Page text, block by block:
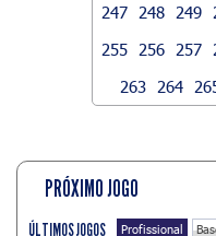
247
248 249
255
256 257
263
264
PRÓXIMO JOGO
ÚLTIMOS JOGOS Profissional